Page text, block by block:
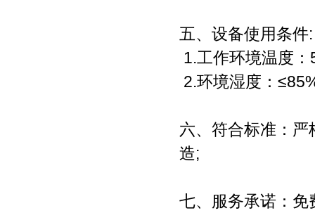
五、设备使用条件:
1.工作环境温度
2.环境湿度：
六、符合标准：
造;
七、服务承诺：免